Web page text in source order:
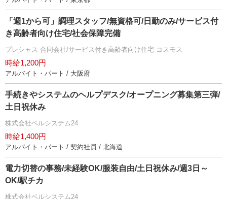
「週1から可」調理スタッフ/無資格可/日勤のみ/サービス付
き高齢者向け住宅/社会保障完備
プレシャス 合同会社/サービス付き高齢者向け住宅 コスモス
時給1,200円
アルバイト・パート / 大阪府
手続きやシステムのヘルプデスク/オープニング募集第三弾/
土日祝休み
株式会社ベルシステム24
時給1,400円
アルバイト・パート / 契約社員 / 北海道
電力切替の事務/未経験OK/服装自由/土日祝休み/週3日～
OK/駅チカ
株式会社ベルシステム24